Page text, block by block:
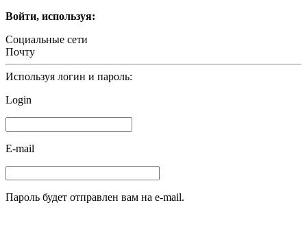
Войти, используя:
Социальные сети
Почту
Используя логин и пароль:
Login
E-mail
Пароль будет отправлен вам на e-mail.